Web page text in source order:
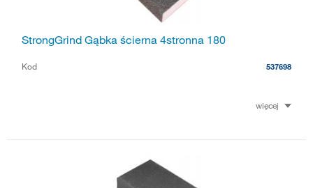
StrongGrind Gąbka ścierna 4stronna 180
Kod 537698
więcej